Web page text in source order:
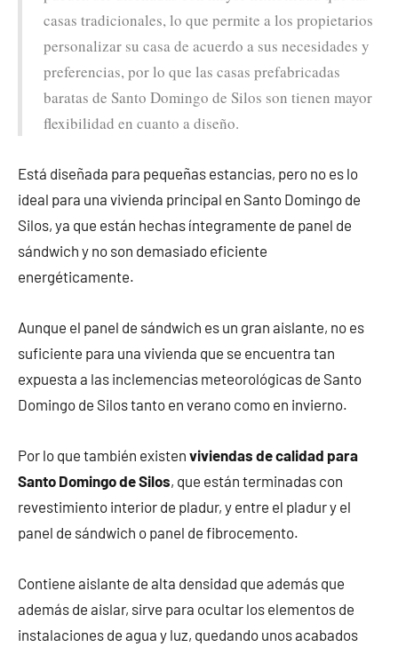
casas tradicionales, lo que permite a los propietarios
personalizar su casa de acuerdo a sus necesidades y
preferencias, por lo que las casas prefabricadas
baratas de Santo Domingo de Silos son tienen mayor
flexibilidad en cuanto a diseño.
Está diseñada para pequeñas estancias, pero no es lo
ideal para una vivienda principal en Santo Domingo de
Silos, ya que están hechas íntegramente de panel de
sándwich y no son demasiado eficiente
energéticamente.
Aunque el panel de sándwich es un gran aislante, no es
suficiente para una vivienda que se encuentra tan
expuesta a las inclemencias meteorológicas de Santo
Domingo de Silos tanto en verano como en invierno.
Por lo que también existen viviendas de calidad para
Santo Domingo de Silos, que están terminadas con
revestimiento interior de pladur, y entre el pladur y el
panel de sándwich o panel de fibrocemento.
Contiene aislante de alta densidad que además que
además de aislar, sirve para ocultar los elementos de
instalaciones de agua y luz, quedando unos acabados